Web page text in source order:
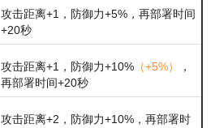
攻击距离+1，防御力+5%，再部署时间
+20秒
攻击距离+1，防御力+10% （+5%）
，
再部署时间+20秒
攻击距离+2，防御力+10%，再部署时